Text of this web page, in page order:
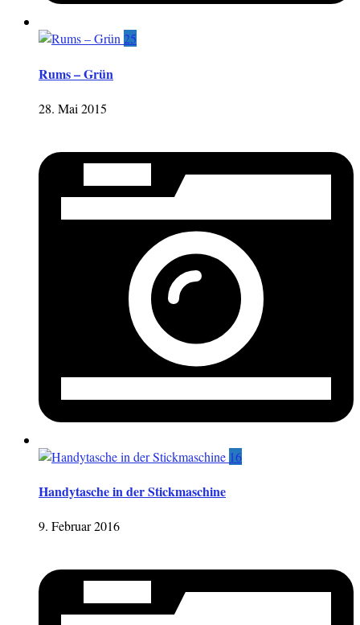
25
Rums – Grün
28. Mai 2015
16
Handytasche in der Stickmaschine
9. Februar 2016